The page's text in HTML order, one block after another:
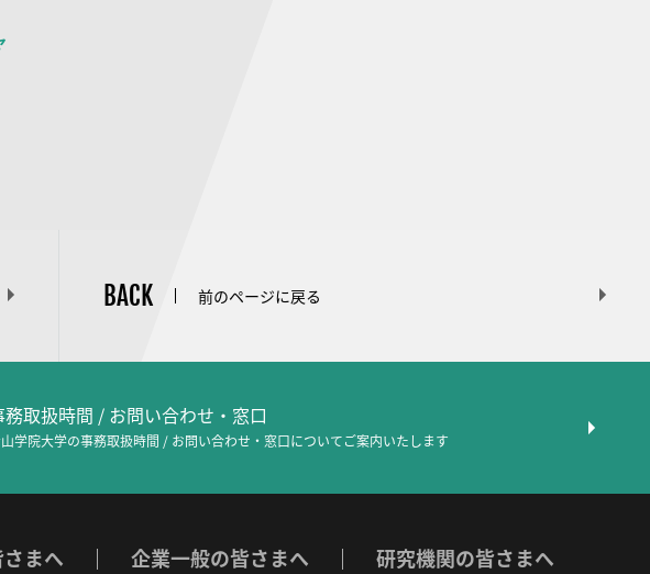
BACK 前のページに戻る
務取扱時間 / お問い合わせ・窓口
学院大学の事務取扱時間 / お問い合わせ・窓口についてご案内いたします
まへ 企業一般の皆さまへ 研究機関の皆さまへ